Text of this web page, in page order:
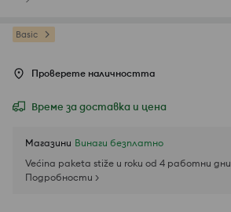
Basic
Проверете наличността
Време за доставка и цена
Магазини Винаги безплатно
Većina paketa stiže u roku od 4 работни дни
Подробности >